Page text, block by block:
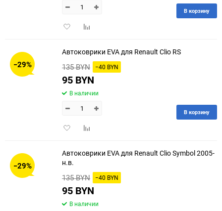
ДобавитьДобавить
В корзину
−29%
Автоковрики EVA для Renault Clio RS
135 BYN −40 BYN
95 BYN
В наличии
ДобавитьДобавить
В корзину
−29%
Автоковрики EVA для Renault Clio Symbol 2005-
н.в.
135 BYN −40 BYN
95 BYN
В наличии